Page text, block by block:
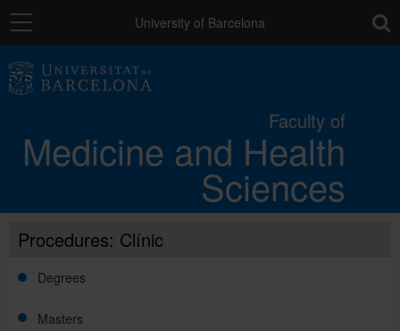
Navigation University of Barcelona
Faculty of
Medicine and Health
Sciences
Studies
Procedures: Clínic
Degrees
Masters